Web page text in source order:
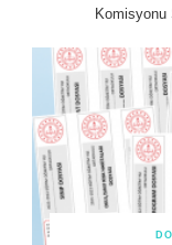
Komisyonu